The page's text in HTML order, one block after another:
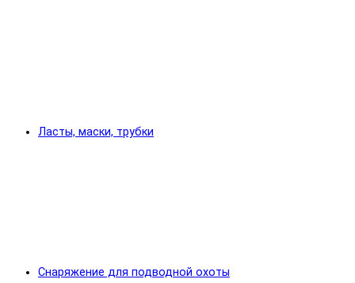
Ласты, маски, трубки
Снаряжение для подводной охоты